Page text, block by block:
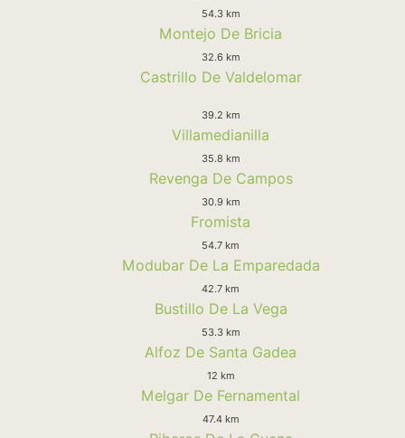
54.3 km
Montejo De Bricia
32.6 km
Castrillo De Valdelomar
39.2 km
Villamedianilla
35.8 km
Revenga De Campos
30.9 km
Fromista
54.7 km
Modubar De La Emparedada
42.7 km
Bustillo De La Vega
53.3 km
Alfoz De Santa Gadea
12 km
Melgar De Fernamental
47.4 km